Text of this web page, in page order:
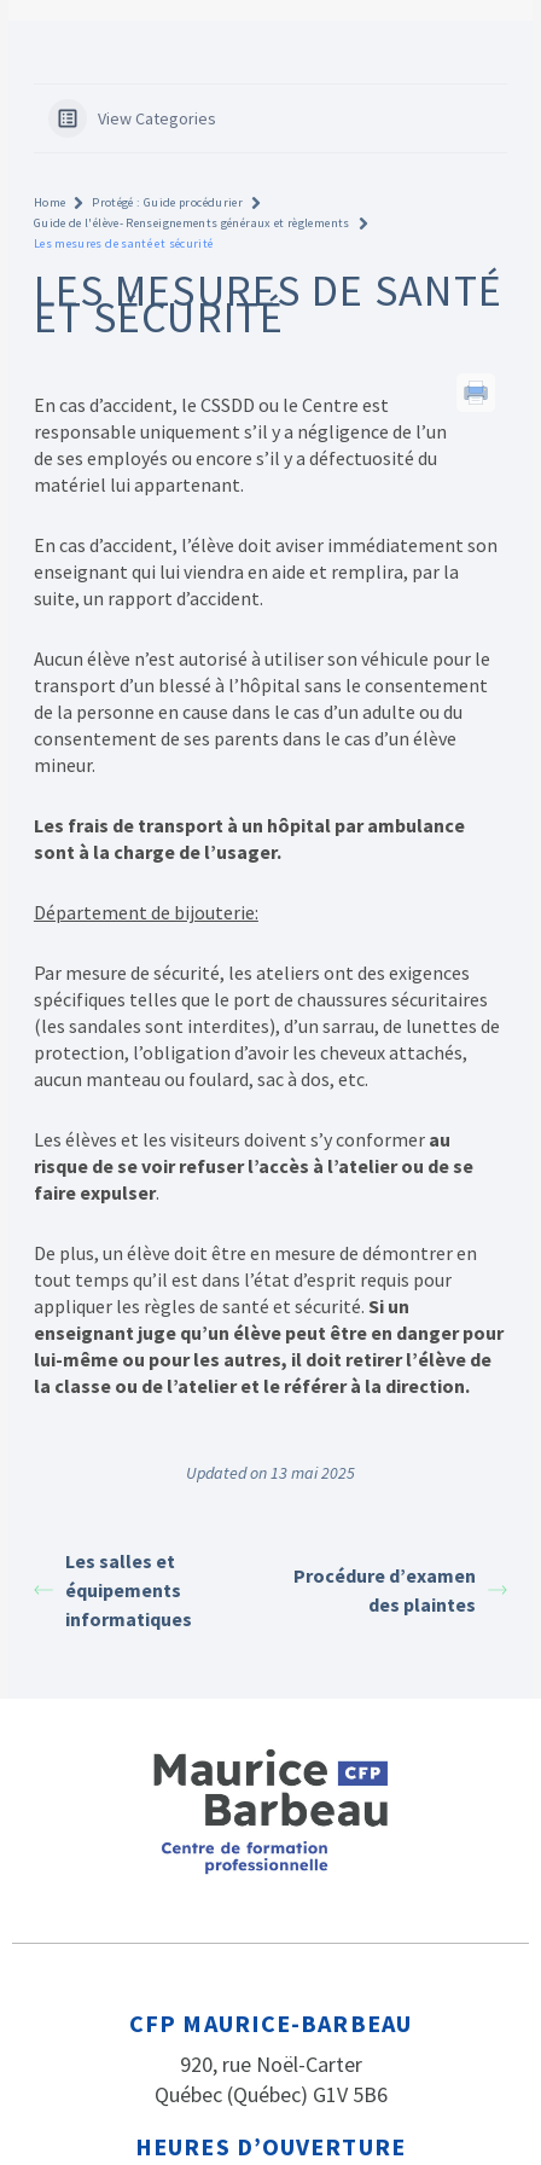
View Categories
Home
Protégé : Guide procédurier
Guide de l'élève- Renseignements généraux et règlements
Les mesures de santé et sécurité
LES MESURES DE SANTÉ
ET SÉCURITÉ
En cas d’accident, le CSSDD ou le Centre est
responsable uniquement s’il y a négligence de l’un
de ses employés ou encore s’il y a défectuosité du
matériel lui appartenant.
En cas d’accident, l’élève doit aviser immédiatement son
enseignant qui lui viendra en aide et remplira, par la
suite, un rapport d’accident.
Aucun élève n’est autorisé à utiliser son véhicule pour le
transport d’un blessé à l’hôpital sans le consentement
de la personne en cause dans le cas d’un adulte ou du
consentement de ses parents dans le cas d’un élève
mineur.
Les frais de transport à un hôpital par ambulance
sont à la charge de l’usager.
Département de bijouterie:
Par mesure de sécurité, les ateliers ont des exigences
spécifiques telles que le port de chaussures sécuritaires
(les sandales sont interdites), d’un sarrau, de lunettes de
protection, l’obligation d’avoir les cheveux attachés,
aucun manteau ou foulard, sac à dos, etc.
Les élèves et les visiteurs doivent s’y conformer au
risque de se voir refuser l’accès à l’atelier ou de se
faire expulser.
De plus, un élève doit être en mesure de démontrer en
tout temps qu’il est dans l’état d’esprit requis pour
appliquer les règles de santé et sécurité. Si un
enseignant juge qu’un élève peut être en danger pour
lui-même ou pour les autres, il doit retirer l’élève de
la classe ou de l’atelier et le référer à la direction.
Updated on 13 mai 2025
Les salles et
équipements
informatiques
Procédure d’examen
des plaintes
CFP MAURICE-BARBEAU
920, rue Noël-Carter
Québec (Québec) G1V 5B6
HEURES D’OUVERTURE